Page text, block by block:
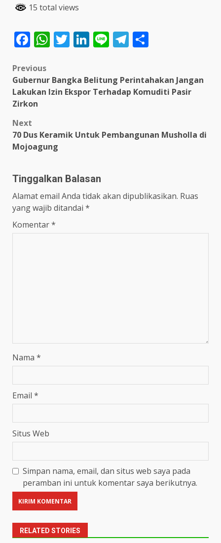
15 total views
Facebook
WhatsApp
Twitter
LinkedIn
LineTelegram
Post
navigation
Previous
Gubernur Bangka Belitung Perintahakan Jangan
Lakukan Izin Ekspor Terhadap Komuditi Pasir
Zirkon
Next
70 Dus Keramik Untuk Pembangunan Musholla di
Mojoagung
Tinggalkan Balasan
Alamat email Anda tidak akan dipublikasikan. Ruas
yang wajib ditandai *
Komentar*
Nama *
Email *
Situs Web
Simpan nama, email, dan situs web saya pada
peramban ini untuk komentar saya berikutnya.
RELATED STORIES